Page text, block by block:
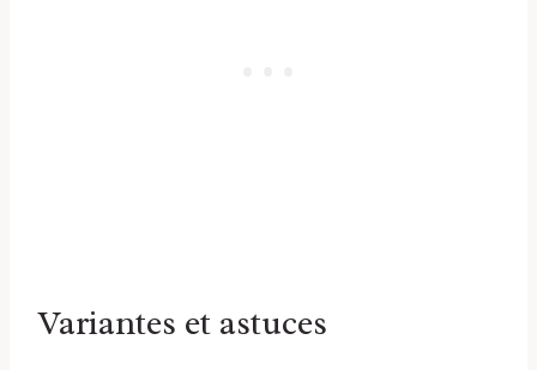
Variantes et astuces